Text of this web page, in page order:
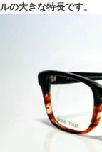
ルの大きな特長です。